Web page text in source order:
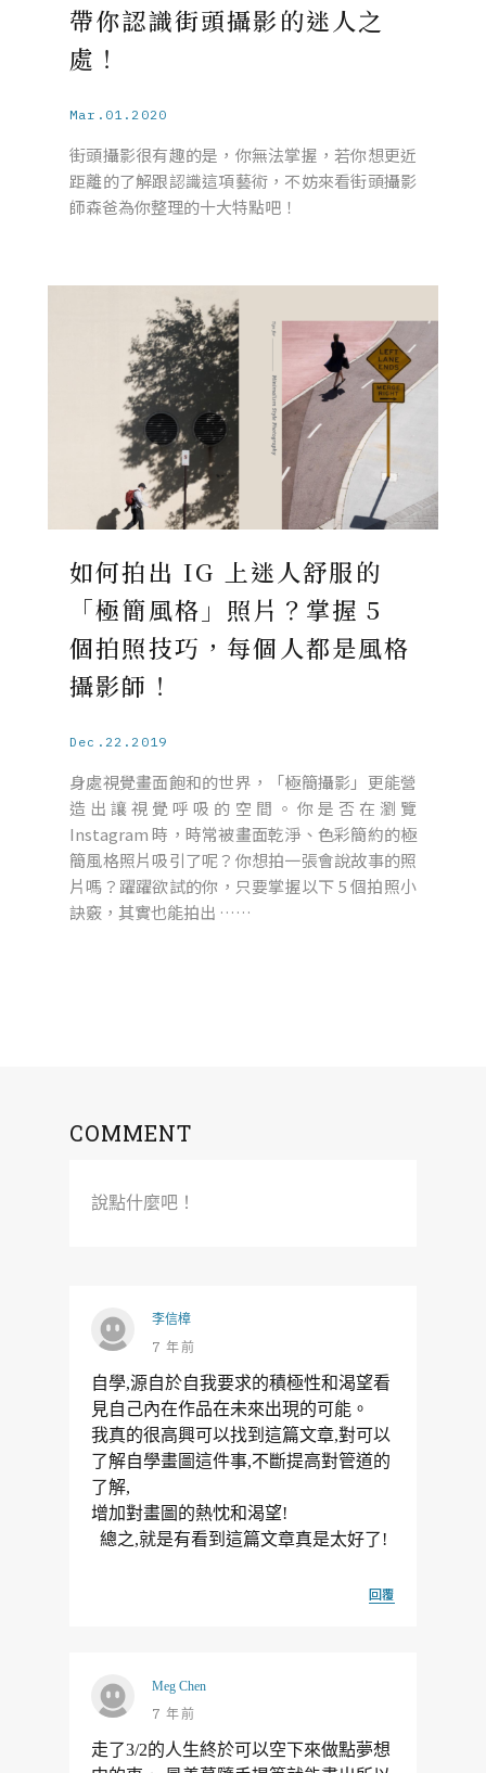
帶你認識街頭攝影的迷人之
處！
Mar.01.2020
街頭攝影很有趣的是，你無法掌握，若你想更近
距離的了解跟認識這項藝術，不妨來看街頭攝影
師森爸為你整理的十大特點吧！
如何拍出 IG 上迷人舒服的
「極簡風格」照片？掌握 5
個拍照技巧，每個人都是風格
攝影師！
Dec.22.2019
身處視覺畫面飽和的世界，「極簡攝影」更能營
造出讓視覺呼吸的空間。你是否在瀏覽
Instagram 時，時常被畫面乾淨、色彩簡約的極
簡風格照片吸引了呢？你想拍一張會說故事的照
片嗎？躍躍欲試的你，只要掌握以下 5 個拍照小
訣竅，其實也能拍出 ……
COMMENT
說點什麼吧！
李信樟
7 年前
自學,源自於自我要求的積極性和渴望看
見自己內在作品在未來出現的可能。
我真的很高興可以找到這篇文章,對可以
了解自學畫圖這件事,不斷提高對管道的
了解,
增加對畫圖的熱忱和渴望!
總之,就是有看到這篇文章真是太好了!
回覆
Meg Chen
7 年前
走了3/2的人生終於可以空下來做點夢想